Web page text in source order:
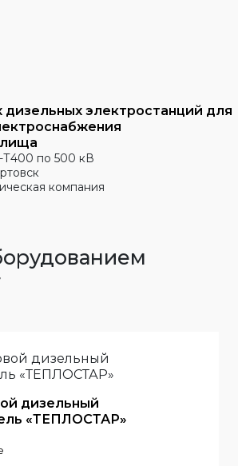
дизельных электростанций для
по 500 кВ
компания
дизельный
«ТЕПЛОСТАР»